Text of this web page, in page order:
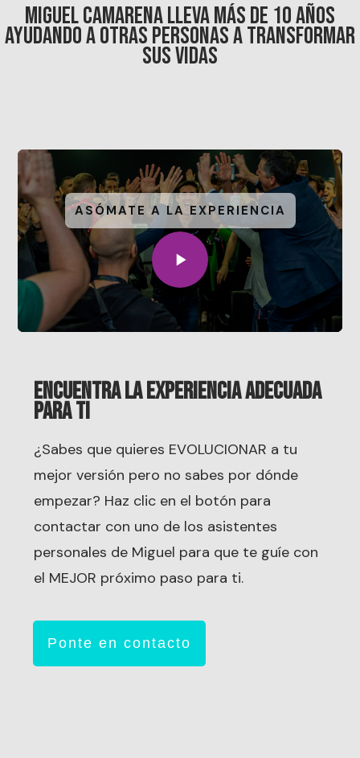
MIGUEL CAMARENA LLEVA MÁS DE 10 AÑOS
AYUDANDO A OTRAS PERSONAS A TRANSFORMAR
SUS VIDAS
ASÓMATE A LA EXPERIENCIA
ENCUENTRA LA EXPERIENCIA ADECUADA
PARA TI
¿Sabes que quieres EVOLUCIONAR a tu
mejor versión pero no sabes por dónde
empezar? Haz clic en el botón para
contactar con uno de los asistentes
personales de Miguel para que te guíe con
el MEJOR próximo paso para ti.
Ponte en contacto